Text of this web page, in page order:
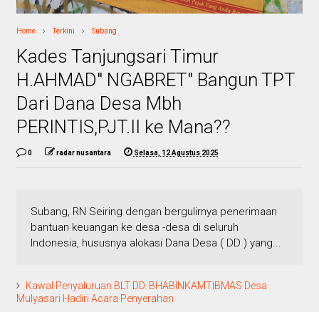
Home Terkini Subang
Kades Tanjungsari Timur
H.AHMAD" NGABRET" Bangun TPT
Dari Dana Desa Mbh
PERINTIS,PJT.II ke Mana??
0 radar nusantara Selasa, 12 Agustus 2025
Subang, RN Seiring dengan bergulirnya penerimaan
bantuan keuangan ke desa -desa di seluruh
Indonesia, hususnya alokasi Dana Desa ( DD ) yang...
Kawal Penyaluruan BLT DD. BHABINKAMTIBMAS Desa
Mulyasari Hadiri Acara Penyerahan